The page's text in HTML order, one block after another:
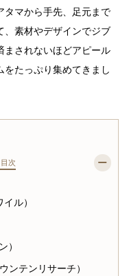
タマから手先、足元まで
、素材やデザインでジブ
まされないほどアピール
をたっぷり集めてきまし
目次
ル）
）
ンテンリサーチ）